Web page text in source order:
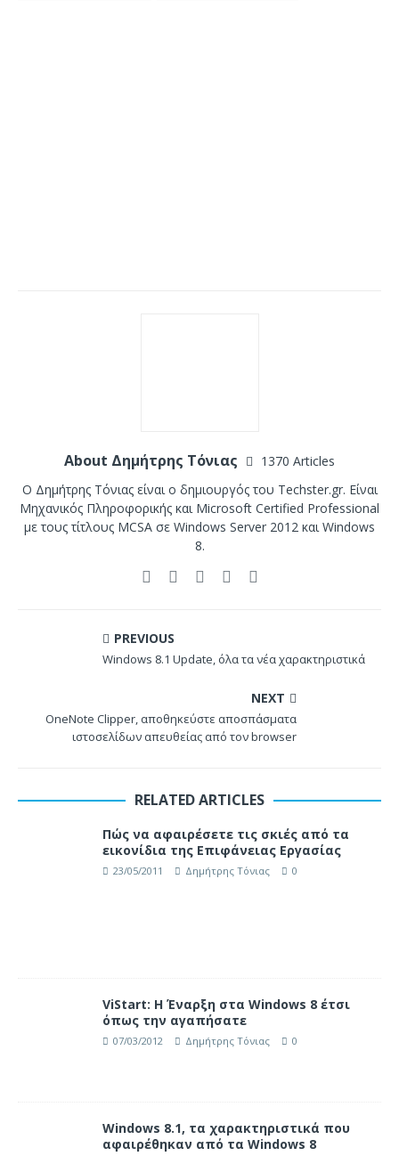
About Δημήτρης Τόνιας
1370 Articles
Ο Δημήτρης Τόνιας είναι ο δημιουργός του Techster.gr. Είναι
Μηχανικός Πληροφορικής και Microsoft Certified Professional
με τους τίτλους MCSA σε Windows Server 2012 και Windows
8.
PREVIOUS
Windows 8.1 Update, όλα τα νέα χαρακτηριστικά
NEXT
OneNote Clipper, αποθηκεύστε αποσπάσματα
ιστοσελίδων απευθείας από τον browser
RELATED ARTICLES
Πώς να αφαιρέσετε τις σκιές από τα
εικονίδια της Επιφάνειας Εργασίας
23/05/2011 Δημήτρης Τόνιας 0
ViStart: Η Έναρξη στα Windows 8 έτσι
όπως την αγαπήσατε
07/03/2012 Δημήτρης Τόνιας 0
Windows 8.1, τα χαρακτηριστικά που
αφαιρέθηκαν από τα Windows 8